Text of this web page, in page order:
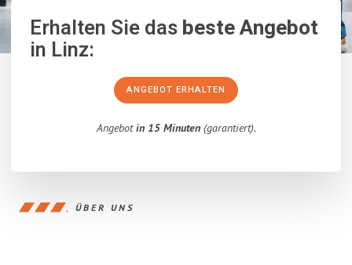
Erhalten Sie dasbeste Angebot
in Linz:
ANGEBOT ERHALTEN
Angebotin 15 Minuten(garantiert).
ÜBER UNS